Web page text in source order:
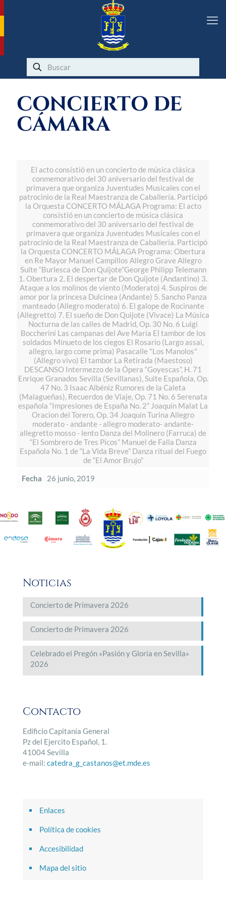
CONCIERTO DE
CÁMARA
El acto consistió en un concierto de música clásica
conmemorativo del 30 aniversario del festival de
primavera que organiza Juventudes Musicales con el
patrocinio de la Real Maestranza de Caballería. Participó
la Orquesta CONCERTO MÁLAGA Programa: El acto
consistió en un concierto de música clásica
conmemorativo del 30 aniversario del festival de
primavera que organiza Juventudes Musicales con el
patrocinio de la Real Maestranza de Caballería. Participó
la Orquesta CONCERTO MÁLAGA Programa: Obertura
en Re Mayor Manuel Campillos Allegro Grave Allegro
Suite “Burlesca de Don Quijote”George Philipp Telemann
1. Obertura 2. El despertar de Don Quijote (Andantino) 3.
Ataque a los molinos de viento (Moderato) 4. Suspiros de
amor por la princesa Dulcinea (Andante) 5. Sancho Panza
manteado (Allegro moderato) 6. El galope de Rocinante
(Allegretto) 7. El sueño de Don Quijote (Vivace) La Música
Nocturna de las calles de Madrid, Op. 30 No. 6 Luigi
Boccherini Las campanas del Ave María El tambor de los
soldados Minueto de los ciegos El Rosario (Largo assai,
allegro, largo come prima) Pasacalle "Los Manolos"
(Allegro vivo) El tambor La Retirada (Maestoso)
DESCANSO Intermezzo de la Ópera “Goyescas”, H. 71
Enrique Granados Sevilla (Sevillanas), Suite Española, Op.
47 No. 3 Isaac Albéniz Rumores de la Caleta
(Malagueñas), Recuerdos de Viaje, Op. 71 No. 6 Serenata
española “Impresiones de España No. 2” Joaquín Malat La
Oracion del Torero, Op. 34 Joaquín Turina Allegro
moderato - andante - allegro moderato- andante-
allegretto mosso - lento Danza del Molinero (Farruca) de
“El Sombrero de Tres Picos” Manuel de Falla Danza
Española No. 1 de “La Vida Breve” Danza ritual del Fuego
de “El Amor Brujo”
Fecha
26 junio, 2019
Noticias
Concierto de Primavera 2026
Concierto de Primavera 2026
Celebrado el Pregón «Pasión y Gloria en Sevilla»
2026
Contacto
Edificio Capitanía General
Pz del Ejercito Español, 1.
41004 Sevilla
e-mail: catedra_g_castanos@et.mde.es
Enlaces
Política de cookies
Accesibilidad
Mapa del sitio